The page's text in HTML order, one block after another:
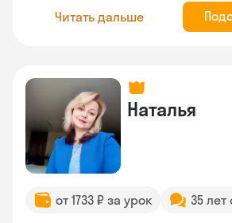
Читать дальше
Наталья
от 1733 ₽ за урок 35 лет